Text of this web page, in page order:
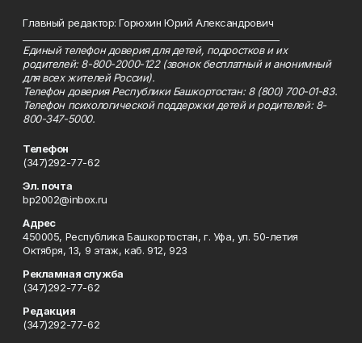
Главный редактор: Горюхин Юрий Александрович
Единый телефон доверия для детей, подростков и их
родителей: 8-800-2000-122 (звонок бесплатный и анонимный
для всех жителей России).
Телефон доверия Республики Башкортостан: 8 (800) 700-01-83.
Телефон психологической поддержки детей и родителей: 8-
800-347-5000.
Телефон
(347)292-77-62
Эл. почта
bp2002@inbox.ru
Адрес
450005, Республика Башкортостан, г. Уфа, ул. 50-летия
Октября, 13, 9 этаж, каб. 912, 923
Рекламная служба
(347)292-77-62
Редакция
(347)292-77-62